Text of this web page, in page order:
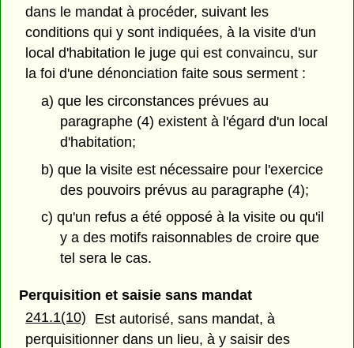
dans le mandat à procéder, suivant les
conditions qui y sont indiquées, à la visite d'un
local d'habitation le juge qui est convaincu, sur
la foi d'une dénonciation faite sous serment :
a) que les circonstances prévues au
paragraphe (4) existent à l'égard d'un local
d'habitation;
b) que la visite est nécessaire pour l'exercice
des pouvoirs prévus au paragraphe (4);
c) qu'un refus a été opposé à la visite ou qu'il
y a des motifs raisonnables de croire que
tel sera le cas.
Perquisition et saisie sans mandat
241.1(10)
Est autorisé, sans mandat, à
perquisitionner dans un lieu, à y saisir des